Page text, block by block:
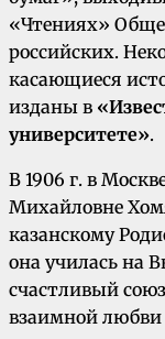
«Чтениях»
российских.
касающиеся
изданы в
университете».
В 1906 г. в
Михайловне
казанскому
она училась на
счастливый
взаимной